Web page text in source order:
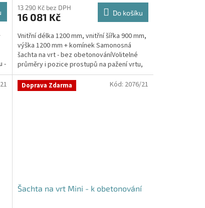
-
produktu
je
z
5
hvězdiček.
13 290 Kč bez DPH
16 081 Kč Do košíku
Vnitřní délka 1200 mm, vnitřní šířka 900 mm,
výška 1200 mm + komínek Samonosná
šachta na vrt - bez obetonováníVolitelné
průměry i pozice prostupů na pažení vrtu,
hadice i...
Doprava Zdarma
Šachta na vrt Mini - k obetonování
Kód: 2076/21